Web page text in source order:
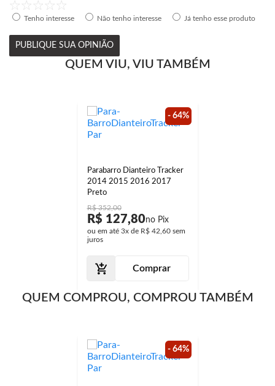
Tenho interesse Não tenho interesse Já tenho esse produto
PUBLIQUE SUA OPINIÃO
QUEM VIU, VIU TAMBÉM
- 64%
Parabarro Dianteiro Tracker
2014 2015 2016 2017
Preto
R$ 352,00
R$ 127,80
ou em até 3xde R$ 42,60sem
juros
Comprar
QUEM COMPROU, COMPROU TAMBÉM
- 64%